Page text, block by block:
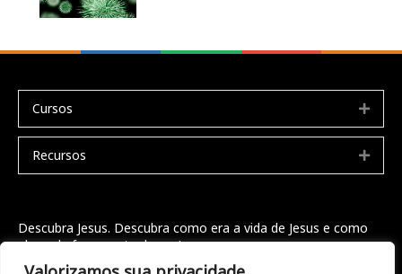
Cursos
Recursos
Descubra Jesus. Descubra como era a vida de Jesus e como
ele pode fazer parte da sua!